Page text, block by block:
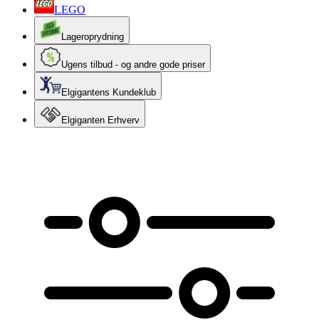
LEGO
Lageroprydning
Ugens tilbud - og andre gode priser
Elgigantens Kundeklub
Elgiganten Erhverv